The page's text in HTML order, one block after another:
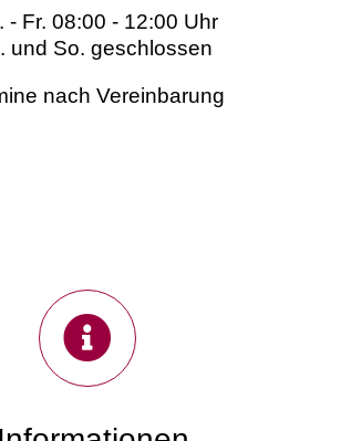
- Fr. 08:00 - 12:00 Uhr
und So. geschlossen
nach Vereinbarung